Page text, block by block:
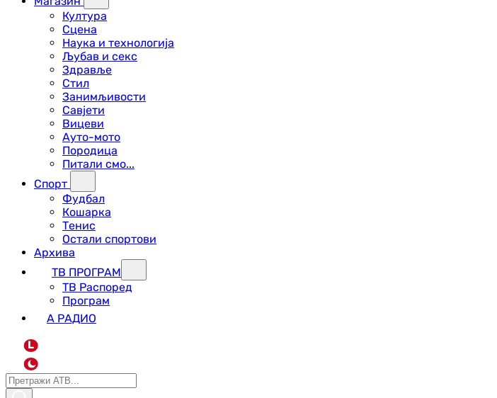
Култура
Сцена
Наука и технологија
Љубав и секс
Здравље
Стил
Занимљивости
Савјети
Вицеви
Ауто-мото
Породица
Питали смо...
Спорт
Фудбал
Кошарка
Тенис
Остали спортови
Архива
ТВ ПРОГРАМ
ТВ Распоред
Програм
А РАДИО
L